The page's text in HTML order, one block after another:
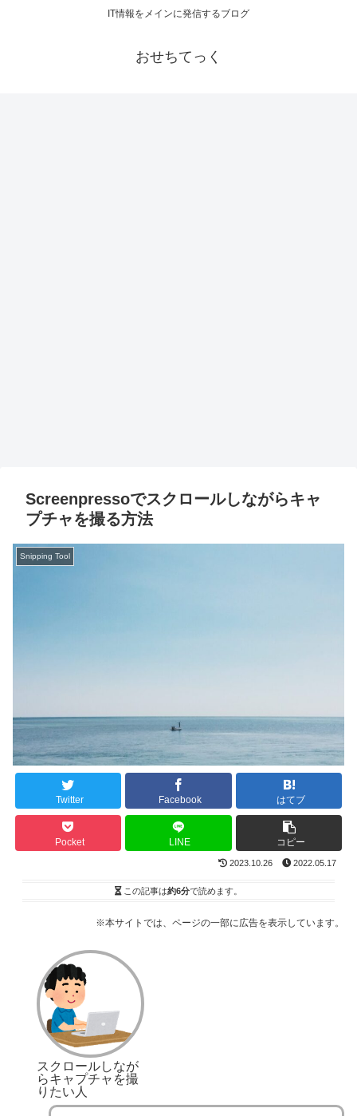
IT情報をメインに発信するブログ
おせちてっく
Screenpressoでスクロールしながらキャ
プチャを撮る方法
Snipping Tool
Twitter Facebook はてブ
Pocket LINE コピー
2023.10.26 2022.05.17
この記事は約6分で読めます。
※本サイトでは、ページの一部に広告を表示しています。
スクロールしなが
らキャプチャを撮
りたい人